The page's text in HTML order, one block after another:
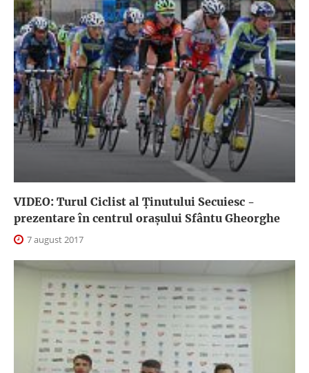
VIDEO: Turul Ciclist al Ținutului Secuiesc -
prezentare în centrul orașului Sfântu Gheorghe
7 august 2017